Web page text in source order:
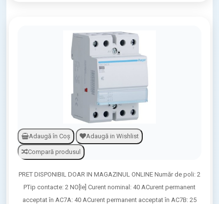
Adaugă în Coş Adaugă in Wishlist
Compară produsul
PRET DISPONIBIL DOAR IN MAGAZINUL ONLINE Număr de poli: 2
PTip contacte: 2 NO[Ie] Curent nominal: 40 ACurent permanent
acceptat în AC7A: 40 ACurent permanent acceptat în AC7B: 25